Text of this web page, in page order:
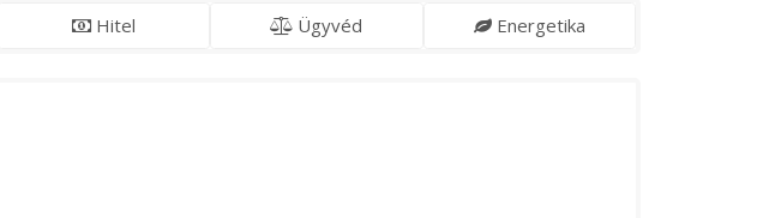
Hitel Ügyvéd Energetika